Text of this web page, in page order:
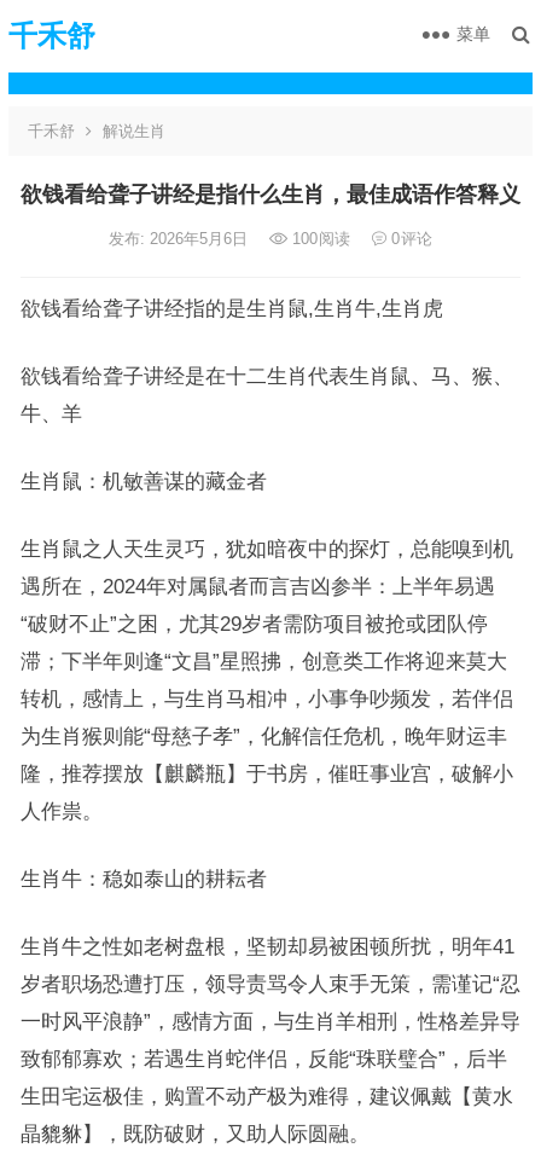
千禾舒 菜单
千禾舒 解说生肖
欲钱看给聋子讲经是指什么生肖，最佳成语作答释义
发布: 2026年5月6日 100阅读 0评论
欲钱看给聋子讲经指的是生肖鼠,生肖牛,生肖虎
欲钱看给聋子讲经是在十二生肖代表生肖鼠、马、猴、
牛、羊
生肖鼠：机敏善谋的藏金者
生肖鼠之人天生灵巧，犹如暗夜中的探灯，总能嗅到机
遇所在，2024年对属鼠者而言吉凶参半：上半年易遇
“破财不止”之困，尤其29岁者需防项目被抢或团队停
滞；下半年则逢“文昌”星照拂，创意类工作将迎来莫大
转机，感情上，与生肖马相冲，小事争吵频发，若伴侣
为生肖猴则能“母慈子孝”，化解信任危机，晚年财运丰
隆，推荐摆放【麒麟瓶】于书房，催旺事业宫，破解小
人作祟。
生肖牛：稳如泰山的耕耘者
生肖牛之性如老树盘根，坚韧却易被困顿所扰，明年41
岁者职场恐遭打压，领导责骂令人束手无策，需谨记“忍
一时风平浪静”，感情方面，与生肖羊相刑，性格差异导
致郁郁寡欢；若遇生肖蛇伴侣，反能“珠联璧合”，后半
生田宅运极佳，购置不动产极为难得，建议佩戴【黄水
晶貔貅】，既防破财，又助人际圆融。